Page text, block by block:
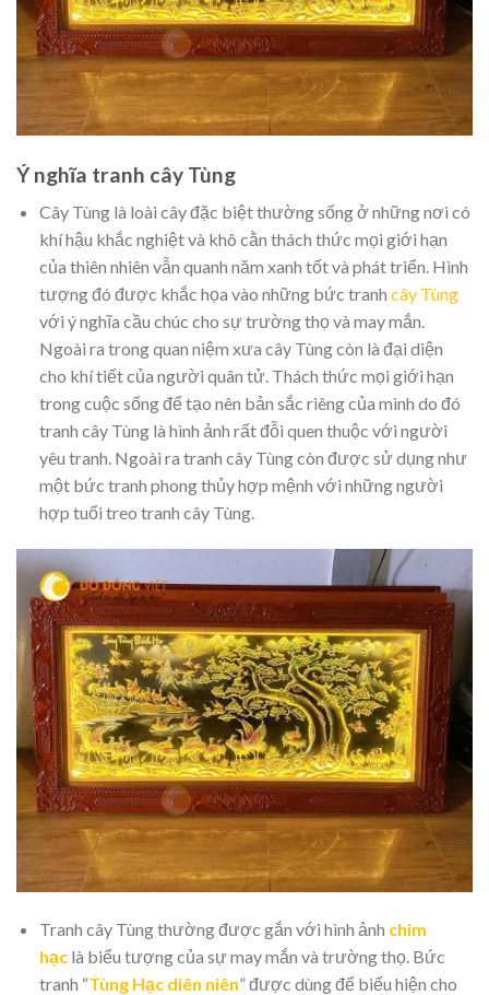
Ý nghĩa tranh cây Tùng
Cây Tùng là loài cây đặc biệt thường sống ở những nơi có
khí hậu khắc nghiệt và khô cằn thách thức mọi giới hạn
của thiên nhiên vẫn quanh năm xanh tốt và phát triển. Hình
tượng đó được khắc họa vào những bức tranh cây Tùng
với ý nghĩa cầu chúc cho sự trường thọ và may mắn.
Ngoài ra trong quan niệm xưa cây Tùng còn là đại diện
cho khí tiết của người quân tử. Thách thức mọi giới hạn
trong cuộc sống để tạo nên bản sắc riêng của mình do đó
tranh cây Tùng là hình ảnh rất đỗi quen thuộc với người
yêu tranh. Ngoài ra tranh cây Tùng còn được sử dụng như
một bức tranh phong thủy hợp mệnh với những người
hợp tuổi treo tranh cây Tùng.
Tranh cây Tùng thường được gắn với hình ảnh chim
hạclà biểu tượng của sự may mắn và trường thọ. Bức
tranh “Tùng Hạc diên niên” được dùng để biểu hiện cho